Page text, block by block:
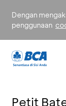
Dengan
penggunaan
Petit